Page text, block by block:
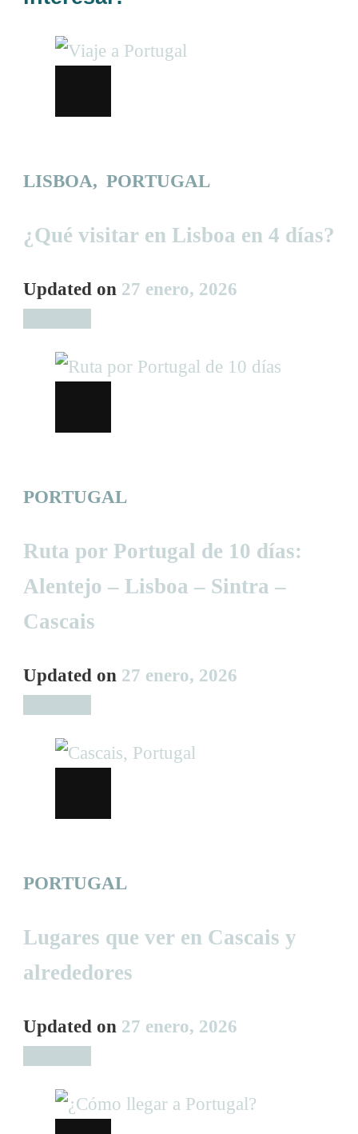
LISBOA PORTUGAL
¿Qué visitar en Lisboa en 4 días?
Updated on 27 enero, 2026
PORTUGAL
Ruta por Portugal de 10 días:
Alentejo – Lisboa – Sintra –
Cascais
Updated on 27 enero, 2026
PORTUGAL
Lugares que ver en Cascais y
alrededores
Updated on 27 enero, 2026